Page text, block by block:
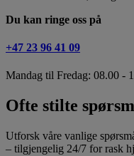
Du kan ringe oss på
+47 23 96 41 09
Mandag til Fredag: 08.00 -
Ofte stilte
Utforsk våre vanlige
– tilgjengelig 24/7 for rask